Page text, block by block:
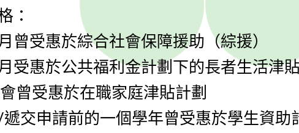
：
曾受惠於綜合社會保障援助（綜援）
受惠於公共福利金計劃下的長者生活津
曾受惠於在職家庭津貼計劃
交申請前的一個學年曾受惠於學生資助